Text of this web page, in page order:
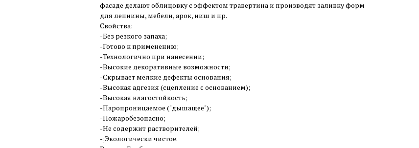
фасаде делают облицовку с эффектом травертина и производят заливку форм
для лепнины, мебели, арок, ниш и пр.
Свойства:
-Без резкого запаха;
-Готово к применению;
-Технологично при нанесении;
-Высокие декоративные возможности;
-Скрывает мелкие дефекты основания;
-Высокая адгезия (сцепление с основанием);
-Высокая влагостойкость;
-Паропроницаемое ("дышащее");
-Пожаробезопасно;
-Не содержит растворителей;
-;Экологически чистое.